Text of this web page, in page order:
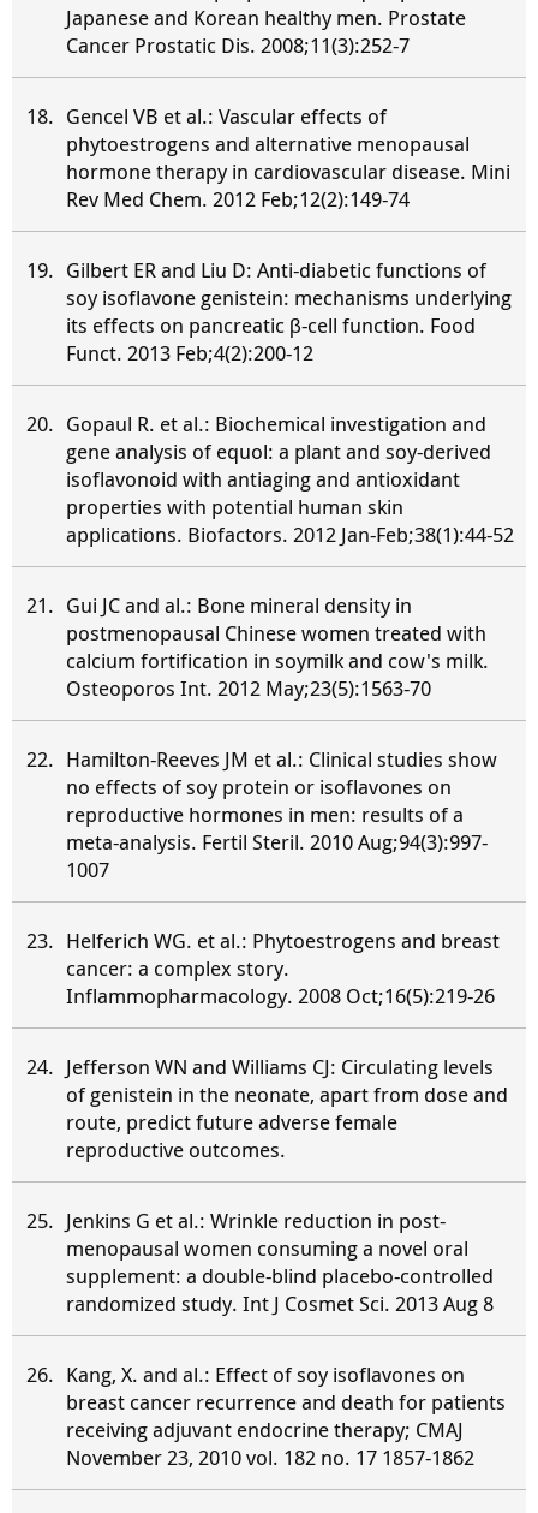
Japanese and Korean healthy men. Prostate
Cancer Prostatic Dis. 2008;11(3):252-7
Gencel VB et al.: Vascular effects of
phytoestrogens and alternative menopausal
hormone therapy in cardiovascular disease. Mini
Rev Med Chem. 2012 Feb;12(2):149-74
Gilbert ER and Liu D: Anti-diabetic functions of
soy isoflavone genistein: mechanisms underlying
its effects on pancreatic β-cell function. Food
Funct. 2013 Feb;4(2):200-12
Gopaul R. et al.: Biochemical investigation and
gene analysis of equol: a plant and soy-derived
isoflavonoid with antiaging and antioxidant
properties with potential human skin
applications. Biofactors. 2012 Jan-Feb;38(1):44-52
Gui JC and al.: Bone mineral density in
postmenopausal Chinese women treated with
calcium fortification in soymilk and cow's milk.
Osteoporos Int. 2012 May;23(5):1563-70
Hamilton-Reeves JM et al.: Clinical studies show
no effects of soy protein or isoflavones on
reproductive hormones in men: results of a
meta-analysis. Fertil Steril. 2010 Aug;94(3):997-
1007
Helferich WG. et al.: Phytoestrogens and breast
cancer: a complex story.
Inflammopharmacology. 2008 Oct;16(5):219-26
Jefferson WN and Williams CJ: Circulating levels
of genistein in the neonate, apart from dose and
route, predict future adverse female
reproductive outcomes.
Jenkins G et al.: Wrinkle reduction in post-
menopausal women consuming a novel oral
supplement: a double-blind placebo-controlled
randomized study. Int J Cosmet Sci. 2013 Aug 8
Kang, X. and al.: Effect of soy isoflavones on
breast cancer recurrence and death for patients
receiving adjuvant endocrine therapy; CMAJ
November 23, 2010 vol. 182 no. 17 1857-1862